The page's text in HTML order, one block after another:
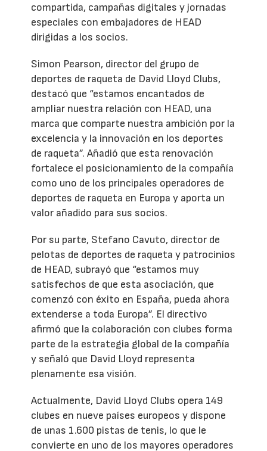
compartida, campañas digitales y jornadas
especiales con embajadores de HEAD
dirigidas a los socios.
Simon Pearson, director del grupo de
deportes de raqueta de David Lloyd Clubs,
destacó que “estamos encantados de
ampliar nuestra relación con HEAD, una
marca que comparte nuestra ambición por la
excelencia y la innovación en los deportes
de raqueta”. Añadió que esta renovación
fortalece el posicionamiento de la compañía
como uno de los principales operadores de
deportes de raqueta en Europa y aporta un
valor añadido para sus socios.
Por su parte, Stefano Cavuto, director de
pelotas de deportes de raqueta y patrocinios
de HEAD, subrayó que “estamos muy
satisfechos de que esta asociación, que
comenzó con éxito en España, pueda ahora
extenderse a toda Europa”. El directivo
afirmó que la colaboración con clubes forma
parte de la estrategia global de la compañía
y señaló que David Lloyd representa
plenamente esa visión.
Actualmente, David Lloyd Clubs opera 149
clubes en nueve países europeos y dispone
de unas 1.600 pistas de tenis, lo que le
convierte en uno de los mayores operadores